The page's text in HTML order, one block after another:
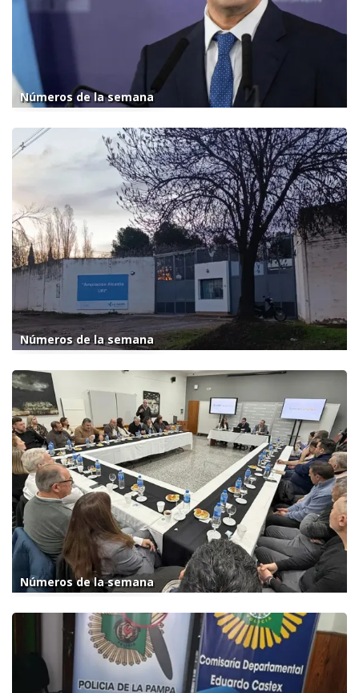
Números de la semana
Números de la semana
Números de la semana